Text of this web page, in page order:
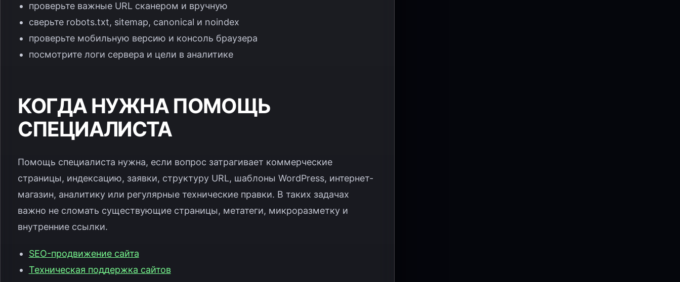
проверьте важные URL сканером и вручную
сверьте robots.txt, sitemap, canonical и noindex
проверьте мобильную версию и консоль браузера
посмотрите логи сервера и цели в аналитике
КОГДА НУЖНА ПОМОЩЬ
СПЕЦИАЛИСТА
Помощь специалиста нужна, если вопрос затрагивает коммерческие
страницы, индексацию, заявки, структуру URL, шаблоны WordPress, интернет-
магазин, аналитику или регулярные технические правки. В таких задачах
важно не сломать существующие страницы, метатеги, микроразметку и
внутренние ссылки.
SEO-продвижение сайта
Техническая поддержка сайтов